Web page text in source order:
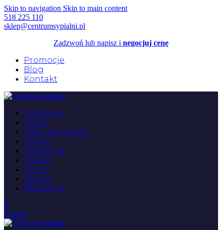
Skip to navigation Skip to main content
518 225 110
sklep@centrumsypialni.pl
Zadzwoń lub napisz i negocjuj cenę
Promocje
Blog
Kontakt
Materace
Łóżka
Sofy i Narożniki
Meble
Akcesoria
Outlet
O nas
Salony
Realizacje
0
0 items